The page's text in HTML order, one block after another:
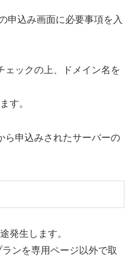
申込み画面に必要事項を入
ェックの上、ドメイン名を
す。
ら申込みされたサーバーの
発生します。
ンを専用ページ以外で取